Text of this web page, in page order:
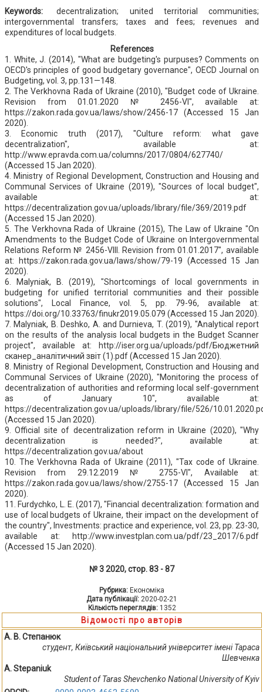
Keywords:
decentralization; united territorial communities;
intergovernmental transfers; taxes and fees; revenues and
expenditures of local budgets.
References
1. White, J. (2014), "What are budgeting's purpuses? Comments on
OECD's principles of good budgetary governance", OECD Journal on
Budgeting, vol. 3, pp.131—148.
2. The Verkhovna Rada of Ukraine (2010), "Budget code of Ukraine.
Revision from 01.01.2020 № 2456-VI", available at:
https://zakon.rada.gov.ua/laws/show/2456-17 (Accessed 15 Jan
2020).
3. Economic truth (2017), "Culture reform: what gave
decentralization", available at:
http://www.epravda.com.ua/columns/2017/0804/627740/
(Accessed 15 Jan 2020).
4. Ministry of Regional Development, Construction and Housing and
Communal Services of Ukraine (2019), "Sources of local budget",
available at:
https://decentralization.gov.ua/uploads/library/file/369/2019.pdf
(Accessed 15 Jan 2020).
5. The Verkhovna Rada of Ukraine (2015), The Law of Ukraine "On
Amendments to the Budget Code of Ukraine on Intergovernmental
Relations Reform № 2456-VIІІ. Revision from 01.01.2017", available
at: https://zakon.rada.gov.ua/laws/show/79-19 (Accessed 15 Jan
2020).
6. Malyniak, B. (2019), "Shortcomings of local governments in
budgeting for unified territorial communities and their possible
solutions", Local Finance, vol. 5, pp. 79-96, available at:
https://doi.org/10.33763/finukr2019.05.079 (Accessed 15 Jan 2020).
7. Malyniak, B. Deshko, A. and Durnieva, T. (2019), "Analytical report
on the results of the analysis local budgets in the Budget Scanner
project", available at: http://iser.org.ua/uploads/pdf/Бюджетний
сканер_аналітичний звіт (1).pdf (Accessed 15 Jan 2020).
8. Ministry of Regional Development, Construction and Housing and
Communal Services of Ukraine (2020), "Monitoring the process of
decentralization of authorities and reforming local self-government
as of January 10", available at:
https://decentralization.gov.ua/uploads/library/file/526/
(Accessed 15 Jan 2020).
9. Official site of decentralization reform in Ukraine (2020), "Why
decentralization is needed?", available at:
https://decentralization.gov.ua/about
10. The Verkhovna Rada of Ukraine (2011), "Tax code of Ukraine.
Revision from 29.12.2019 № 2755-VI", Available at:
https://zakon.rada.gov.ua/laws/show/2755-17 (Accessed 15 Jan
2020).
11. Furdychko, L. E. (2017), "Financial decentralization: formation and
use of local budgets of Ukraine, their impact on the development of
the country", Investments: practice and experience, vol. 23, pp. 23-30,
available at: http://www.investplan.com.ua/pdf/23_2017/6.pdf
(Accessed 15 Jan 2020).
№ 3 2020, стор. 83 - 87
Рубрика: Економіка
Дата публікації: 2020-02-21
Кількість переглядів: 1352
Відомості про авторів
А. В. Степанюк
студент, Київський національний університет імені Тараса
Шевченка
A. Stepaniuk
Student of Taras Shevchenko National University of Kyiv